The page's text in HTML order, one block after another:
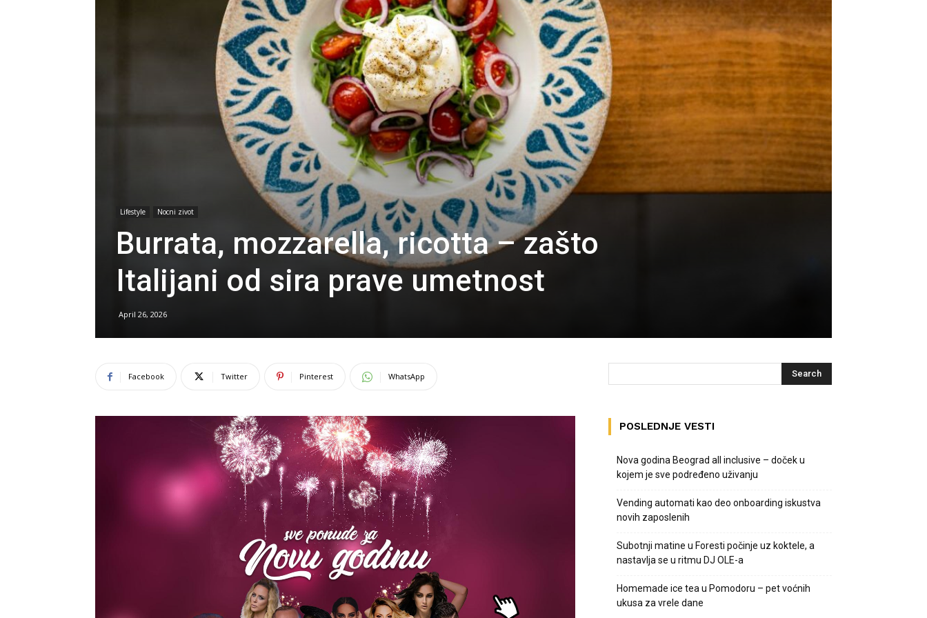
Lifestyle Nocni zivot
Burrata, mozzarella, ricotta – zašto
Italijani od sira prave umetnost
April 26, 2026
Facebook Twitter Pinterest WhatsApp
POSLEDNJE VESTI
Nova godina Beograd all inclusive – doček u
kojem je sve podređeno uživanju
Vending automati kao deo onboarding iskustva
novih zaposlenih
Subotnji matine u Foresti počinje uz koktele, a
nastavlja se u ritmu DJ OLE-a
Homemade ice tea u Pomodoru – pet voćnih
ukusa za vrele dane